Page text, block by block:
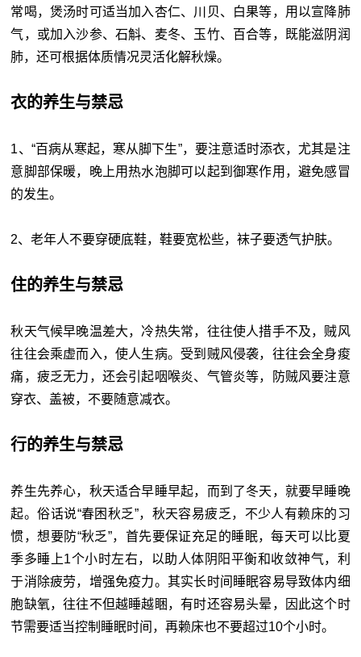
常喝，煲汤时可适当加入杏仁、川贝、白果等，用以宣降肺
气，或加入沙参、石斛、麦冬、玉竹、百合等，既能滋阴润
肺，还可根据体质情况灵活化解秋燥。
衣的养生与禁忌
1、“百病从寒起，寒从脚下生”，要注意适时添衣，尤其是注
意脚部保暖，晚上用热水泡脚可以起到御寒作用，避免感冒
的发生。
2、老年人不要穿硬底鞋，鞋要宽松些，袜子要透气护肤。
住的养生与禁忌
秋天气候早晚温差大，冷热失常，往往使人措手不及，贼风
往往会乘虚而入，使人生病。受到贼风侵袭，往往会全身痠
痛，疲乏无力，还会引起咽喉炎、气管炎等，防贼风要注意
穿衣、盖被，不要随意减衣。
行的养生与禁忌
养生先养心，秋天适合早睡早起，而到了冬天，就要早睡晚
起。俗话说“春困秋乏”，秋天容易疲乏，不少人有赖床的习
惯，想要防“秋乏”，首先要保证充足的睡眠，每天可以比夏
季多睡上1个小时左右，以助人体阴阳平衡和收敛神气，利
于消除疲劳，增强免疫力。其实长时间睡眠容易导致体内细
胞缺氧，往往不但越睡越睏，有时还容易头晕，因此这个时
节需要适当控制睡眠时间，再赖床也不要超过10个小时。